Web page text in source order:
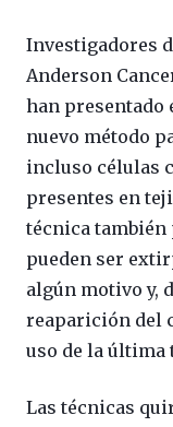
Investigadores
Anderson
han presentado
nuevo método
incluso células
presentes en
técnica también
pueden ser
algún motivo y,
reaparición del
uso de la última
Las técnicas